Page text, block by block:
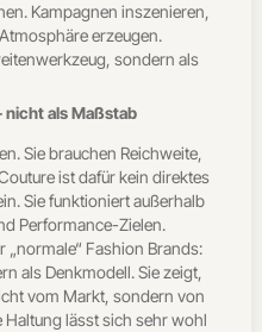
Kampagnen inszenieren,
erzeugen.
sondern als
nicht als Maßstab
Sie brauchen Reichweite,
ist dafür kein direktes
Sie funktioniert außerhalb
Performance-Zielen.
„normale“ Fashion Brands:
als Denkmodell. Sie zeigt,
vom Markt, sondern von
Haltung lässt sich sehr wohl